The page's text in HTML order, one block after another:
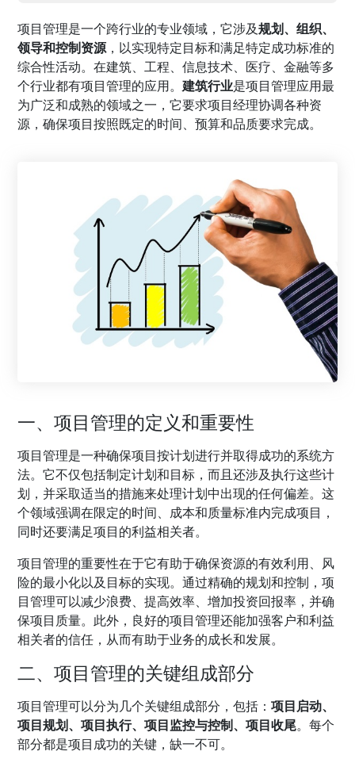
项目管理是一个跨行业的专业领域，它涉及规划、组织、
领导和控制资源，以实现特定目标和满足特定成功标准的
综合性活动。在建筑、工程、信息技术、医疗、金融等多
个行业都有项目管理的应用。建筑行业是项目管理应用最
为广泛和成熟的领域之一，它要求项目经理协调各种资
源，确保项目按照既定的时间、预算和品质要求完成。
一、项目管理的定义和重要性
项目管理是一种确保项目按计划进行并取得成功的系统方
法。它不仅包括制定计划和目标，而且还涉及执行这些计
划，并采取适当的措施来处理计划中出现的任何偏差。这
个领域强调在限定的时间、成本和质量标准内完成项目，
同时还要满足项目的利益相关者。
项目管理的重要性在于它有助于确保资源的有效利用、风
险的最小化以及目标的实现。通过精确的规划和控制，项
目管理可以减少浪费、提高效率、增加投资回报率，并确
保项目质量。此外，良好的项目管理还能加强客户和利益
相关者的信任，从而有助于业务的成长和发展。
二、项目管理的关键组成部分
项目管理可以分为几个关键组成部分，包括：项目启动、
项目规划、项目执行、项目监控与控制、项目收尾。每个
部分都是项目成功的关键，缺一不可。